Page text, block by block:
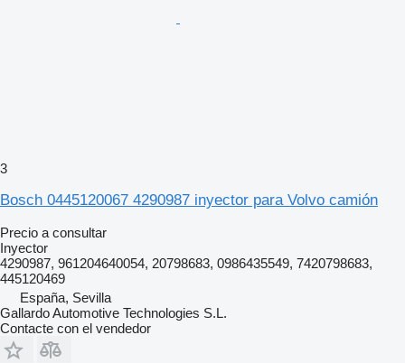
3
Bosch 0445120067 4290987 inyector para Volvo camión
Precio a consultar
Inyector
4290987, 961204640054, 20798683, 0986435549, 7420798683,
445120469
España, Sevilla
Gallardo Automotive Technologies S.L.
Contacte con el vendedor